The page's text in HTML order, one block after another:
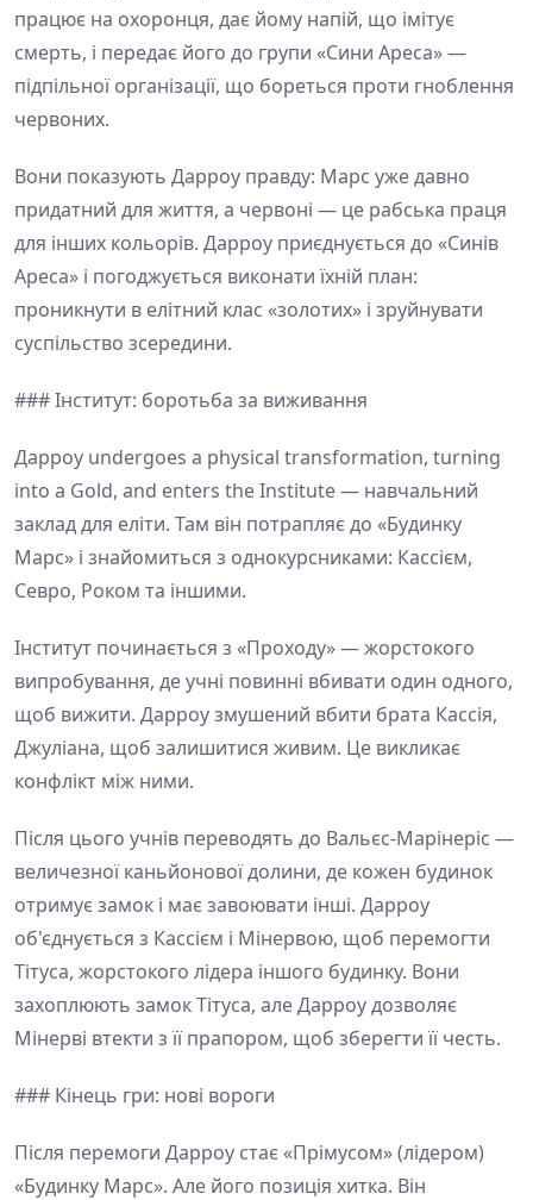
працює на охоронця, дає йому напій, що імітує
смерть, і передає його до групи «Сини Ареса» —
підпільної організації, що бореться проти гноблення
червоних.
Вони показують Дарроу правду: Марс уже давно
придатний для життя, а червоні — це рабська праця
для інших кольорів. Дарроу приєднується до «Синів
Ареса» і погоджується виконати їхній план:
проникнути в елітний клас «золотих» і зруйнувати
суспільство зсередини.
### Інститут: боротьба за виживання
Дарроу undergoes a physical transformation, turning
into a Gold, and enters the Institute — навчальний
заклад для еліти. Там він потрапляє до «Будинку
Марс» і знайомиться з однокурсниками: Кассієм,
Севро, Роком та іншими.
Інститут починається з «Проходу» — жорстокого
випробування, де учні повинні вбивати один одного,
щоб вижити. Дарроу змушений вбити брата Кассія,
Джуліана, щоб залишитися живим. Це викликає
конфлікт між ними.
Після цього учнів переводять до Вальєс-Марінеріс —
величезної каньйонової долини, де кожен будинок
отримує замок і має завоювати інші. Дарроу
об'єднується з Кассієм і Мінервою, щоб перемогти
Тітуса, жорстокого лідера іншого будинку. Вони
захоплюють замок Тітуса, але Дарроу дозволяє
Мінерві втекти з її прапором, щоб зберегти її честь.
### Кінець гри: нові вороги
Після перемоги Дарроу стає «Прімусом» (лідером)
«Будинку Марс». Але його позиція хитка. Він